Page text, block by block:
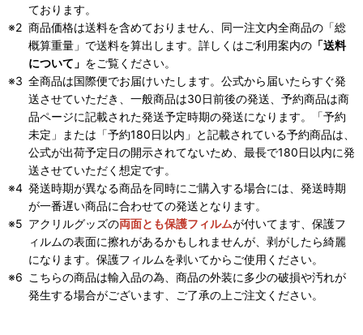
ております。
商品価格は送料を含めておりません、同一注文内全商品の「総
概算重量」で送料を算出します。詳しくはご利用案内の 「送料
について」 をご覧ください。
全商品は国際便でお届けいたします。公式から届いたらすぐ発
送させていただき、一般商品は30日前後の発送、予約商品は商
品ページに記載された発送予定時期の発送になります。「予約
未定」または「予約180日以内」と記載されている予約商品は、
公式が出荷予定日の開示されてないため、最長で180日以内に発
送させていただく想定です。
発送時期が異なる商品を同時にご購入する場合には、発送時期
が一番遅い商品に合わせての発送となります。
アクリルグッズの両面とも保護フィルムが付いてます、保護フ
ィルムの表面に擦れがあるかもしれませんが、剥がしたら綺麗
になります。保護フィルムを剥いてからご使用ください。
こちらの商品は輸入品の為、商品の外装に多少の破損や汚れが
発生する場合がございます、ご了承の上ご注文ください。